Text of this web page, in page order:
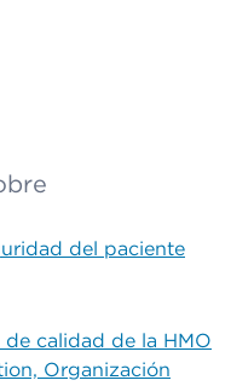
del paciente
de calidad de la HMO
Organización